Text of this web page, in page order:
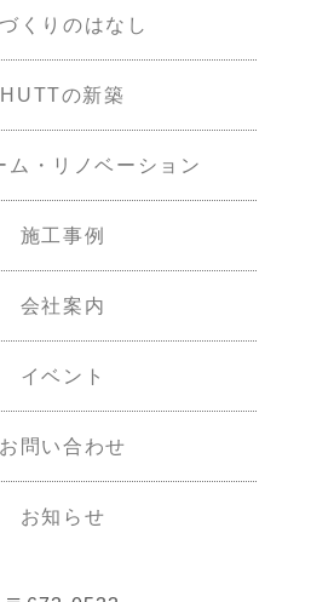
くりのはなし
HUTTの新築
ム・リノベーション
施工事例
会社案内
イベント
お問い合わせ
お知らせ